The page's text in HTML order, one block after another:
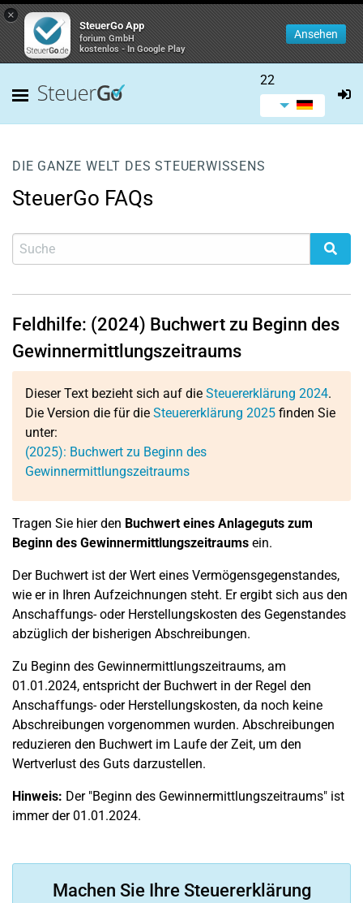
×
SteuerGo App
forium GmbH
kostenlos - In Google Play
Ansehen
22
DIE GANZE WELT DES STEUERWISSENS
SteuerGo FAQs
Feldhilfe: (2024) Buchwert zu Beginn des
Gewinnermittlungszeitraums
Dieser Text bezieht sich auf die Steuererklärung 2024.
Die Version die für die Steuererklärung 2025 finden Sie
unter:
(2025): Buchwert zu Beginn des
Gewinnermittlungszeitraums
Tragen Sie hier den Buchwert eines Anlageguts zum
Beginn des Gewinnermittlungszeitraums ein.
Der Buchwert ist der Wert eines Vermögensgegenstandes,
wie er in Ihren Aufzeichnungen steht. Er ergibt sich aus den
Anschaffungs- oder Herstellungskosten des Gegenstandes
abzüglich der bisherigen Abschreibungen.
Zu Beginn des Gewinnermittlungszeitraums, am
01.01.2024, entspricht der Buchwert in der Regel den
Anschaffungs- oder Herstellungskosten, da noch keine
Abschreibungen vorgenommen wurden. Abschreibungen
reduzieren den Buchwert im Laufe der Zeit, um den
Wertverlust des Guts darzustellen.
Hinweis: Der "Beginn des Gewinnermittlungszeitraums" ist
immer der 01.01.2024.
Machen Sie Ihre Steuererklärung